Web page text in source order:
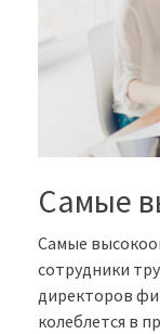
Самые
Самые
сотрудники
директоров
колеблется в